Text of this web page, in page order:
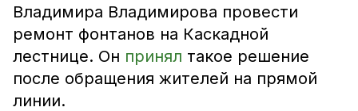
Владимира Владимирова провести
ремонт фонтанов на Каскадной
лестнице. Он принял такое решение
после обращения жителей на прямой
линии.